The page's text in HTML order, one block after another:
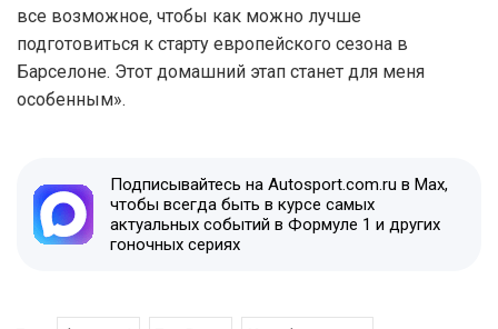
все возможное, чтобы как можно лучше
подготовиться к старту европейского сезона в
Барселоне. Этот домашний этап станет для меня
особенным».
Подписывайтесь на Autosport.com.ru в Max,
чтобы всегда быть в курсе самых
актуальных событий в Формуле 1 и других
гоночных сериях